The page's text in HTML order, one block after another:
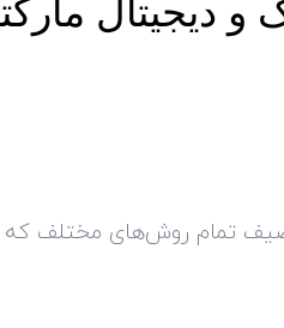
و دیجیتال
تمام روش‌های مختلف